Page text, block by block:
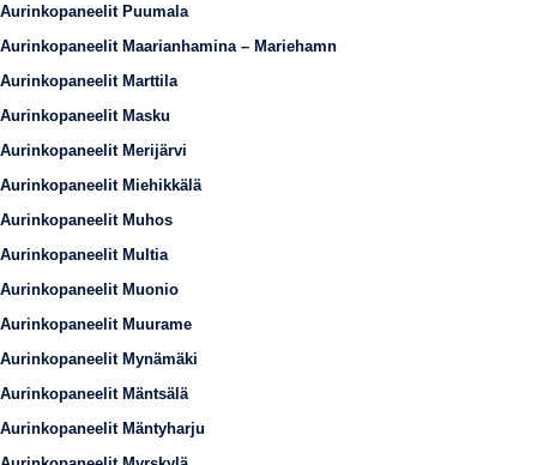
Aurinkopaneelit Puumala
Aurinkopaneelit Maarianhamina – Mariehamn
Aurinkopaneelit Marttila
Aurinkopaneelit Masku
Aurinkopaneelit Merijärvi
Aurinkopaneelit Miehikkälä
Aurinkopaneelit Muhos
Aurinkopaneelit Multia
Aurinkopaneelit Muonio
Aurinkopaneelit Muurame
Aurinkopaneelit Mynämäki
Aurinkopaneelit Mäntsälä
Aurinkopaneelit Mäntyharju